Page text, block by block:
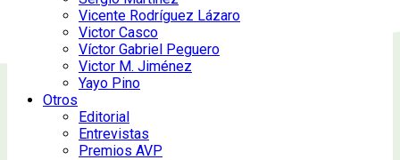
Vicente Rodríguez Lázaro
Victor Casco
Víctor Gabriel Peguero
Victor M. Jiménez
Yayo Pino
Otros
Editorial
Entrevistas
Premios AVP